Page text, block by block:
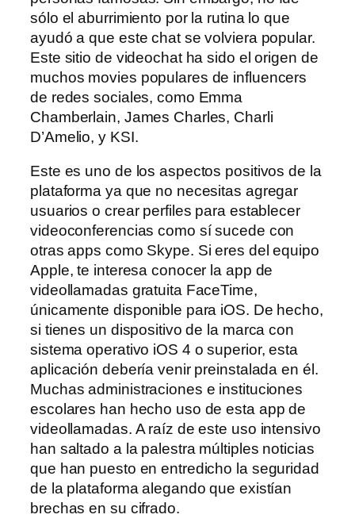
sólo el aburrimiento por la rutina lo que
ayudó a que este chat se volviera popular.
Este sitio de videochat ha sido el origen de
muchos movies populares de influencers
de redes sociales, como Emma
Chamberlain, James Charles, Charli
D’Amelio, y KSI.
Este es uno de los aspectos positivos de la
plataforma ya que no necesitas agregar
usuarios o crear perfiles para establecer
videoconferencias como sí sucede con
otras apps como Skype. Si eres del equipo
Apple, te interesa conocer la app de
videollamadas gratuita FaceTime,
únicamente disponible para iOS. De hecho,
si tienes un dispositivo de la marca con
sistema operativo iOS 4 o superior, esta
aplicación debería venir preinstalada en él.
Muchas administraciones e instituciones
escolares han hecho uso de esta app de
videollamadas. A raíz de este uso intensivo
han saltado a la palestra múltiples noticias
que han puesto en entredicho la seguridad
de la plataforma alegando que existían
brechas en su cifrado.